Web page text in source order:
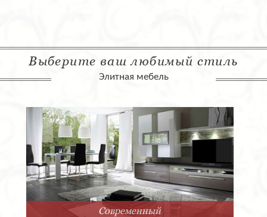
Выберите ваш любимый стиль
Элитная мебель
Арт-Деко